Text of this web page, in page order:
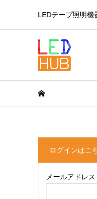
LEDテープ照明機
ログインはこ
メールアドレス